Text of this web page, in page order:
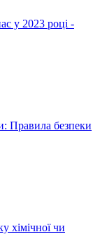
у 2023 році -
Правила безпеки
хімічної чи